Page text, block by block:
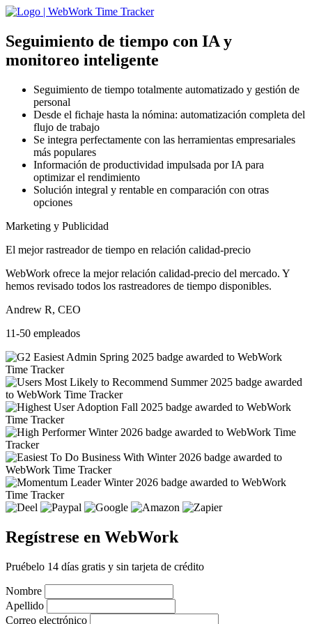
Seguimiento de tiempo con IA y
monitoreo inteligente
Seguimiento de tiempo totalmente automatizado y gestión de
personal
Desde el fichaje hasta la nómina: automatización completa del
flujo de trabajo
Se integra perfectamente con las herramientas empresariales
más populares
Información de productividad impulsada por IA para
optimizar el rendimiento
Solución integral y rentable en comparación con otras
opciones
Marketing y Publicidad
El mejor rastreador de tiempo en relación calidad-precio
WebWork ofrece la mejor relación calidad-precio del mercado. Y
hemos revisado todos los rastreadores de tiempo disponibles.
Andrew R, CEO
11-50 empleados
Regístrese en WebWork
Pruébelo 14 días gratis y sin tarjeta de crédito
Nombre
Apellido
Correo electrónico